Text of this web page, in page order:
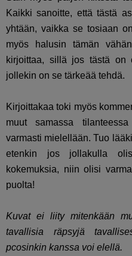
Kaikki sanoitte, että tästä
yhtään, vaikka se tosiaan
myös halusin tämän
kirjoittaa, sillä jos tästä on
jollekin on se tärkeää tehdä.
Kirjoittakaa toki myös
muut samassa
varmasti mielellään. Tuo
etenkin jos jollakulla
kokemuksia, niin olisi
puolta!
Kuvat ei liity mitenkään
tavallisia räpsyjä
pcosinkin kanssa voi elellä.